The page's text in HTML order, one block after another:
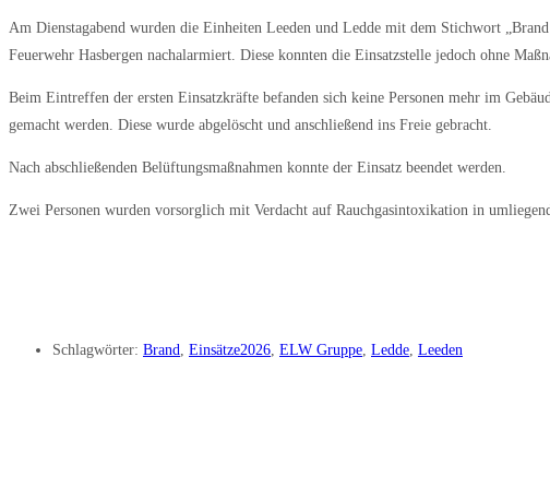
Am Dienstagabend wurden die Einheiten Leeden und Ledde mit dem Stichwort
Feuerwehr Hasbergen nachalarmiert. Diese konnten die Einsatzstelle jedoch ohne
Beim Eintreffen der ersten Einsatzkräfte befanden sich keine Personen mehr im
gemacht werden. Diese wurde abgelöscht und anschließend ins Freie gebracht.
Nach abschließenden Belüftungsmaßnahmen konnte der Einsatz beendet werden.
Zwei Personen wurden vorsorglich mit Verdacht auf Rauchgasintoxikation in
Schlagwörter: Brand Einsätze2026 ELW Gruppe Ledde Leeden